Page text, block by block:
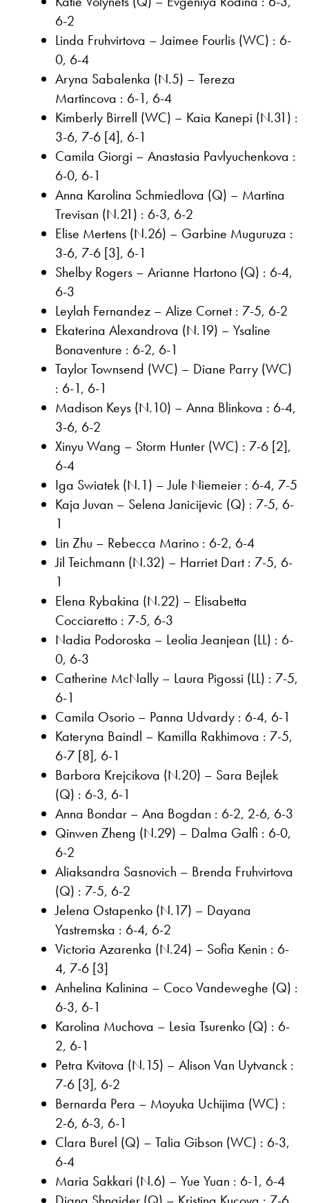
6-2
Linda Fruhvirtova – Jaimee Fourlis (WC) : 6-
0, 6-4
Aryna Sabalenka (N.5) – Tereza
Martincova : 6-1, 6-4
Kimberly Birrell (WC) – Kaia Kanepi (N.31) :
3-6, 7-6 [4], 6-1
Camila Giorgi – Anastasia Pavlyuchenkova :
6-0, 6-1
Anna Karolina Schmiedlova (Q) – Martina
Trevisan (N.21) : 6-3, 6-2
Elise Mertens (N.26) – Garbine Muguruza :
3-6, 7-6 [3], 6-1
Shelby Rogers – Arianne Hartono (Q) : 6-4,
6-3
Leylah Fernandez – Alize Cornet : 7-5, 6-2
Ekaterina Alexandrova (N.19) – Ysaline
Bonaventure : 6-2, 6-1
Taylor Townsend (WC) – Diane Parry (WC)
: 6-1, 6-1
Madison Keys (N.10) – Anna Blinkova : 6-4,
3-6, 6-2
Xinyu Wang – Storm Hunter (WC) : 7-6 [2],
6-4
Iga Swiatek (N.1) – Jule Niemeier : 6-4, 7-5
Kaja Juvan – Selena Janicijevic (Q) : 7-5, 6-
1
Lin Zhu – Rebecca Marino : 6-2, 6-4
Jil Teichmann (N.32) – Harriet Dart : 7-5, 6-
1
Elena Rybakina (N.22) – Elisabetta
Cocciaretto : 7-5, 6-3
Nadia Podoroska – Leolia Jeanjean (LL) : 6-
0, 6-3
Catherine McNally – Laura Pigossi (LL) : 7-5,
6-1
Camila Osorio – Panna Udvardy : 6-4, 6-1
Kateryna Baindl – Kamilla Rakhimova : 7-5,
6-7 [8], 6-1
Barbora Krejcikova (N.20) – Sara Bejlek
(Q) : 6-3, 6-1
Anna Bondar – Ana Bogdan : 6-2, 2-6, 6-3
Qinwen Zheng (N.29) – Dalma Galfi : 6-0,
6-2
Aliaksandra Sasnovich – Brenda Fruhvirtova
(Q) : 7-5, 6-2
Jelena Ostapenko (N.17) – Dayana
Yastremska : 6-4, 6-2
Victoria Azarenka (N.24) – Sofia Kenin : 6-
4, 7-6 [3]
Anhelina Kalinina – Coco Vandeweghe (Q) :
6-3, 6-1
Karolina Muchova – Lesia Tsurenko (Q) : 6-
2, 6-1
Petra Kvitova (N.15) – Alison Van Uytvanck :
7-6 [3], 6-2
Bernarda Pera – Moyuka Uchijima (WC) :
2-6, 6-3, 6-1
Clara Burel (Q) – Talia Gibson (WC) : 6-3,
6-4
Maria Sakkari (N.6) – Yue Yuan : 6-1, 6-4